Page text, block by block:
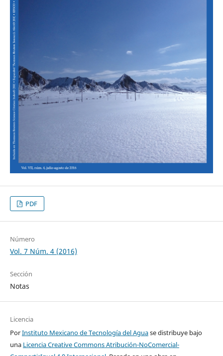
PDF
Número
Vol. 7 Núm. 4 (2016)
Sección
Notas
Licencia
PorInstituto Mexicano de Tecnología del Aguase distribuye bajo
una Licencia Creative Commons Atribución-NoComercial-